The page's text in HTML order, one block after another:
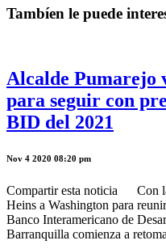
Tambíen le puede
Alcalde Pumarejo
para seguir con
BID del 2021
Nov 4 2020 08:20 pm
Compartir esta noticia Con
Heins a Washington para
Banco Interamericano de
Barranquilla comienza a